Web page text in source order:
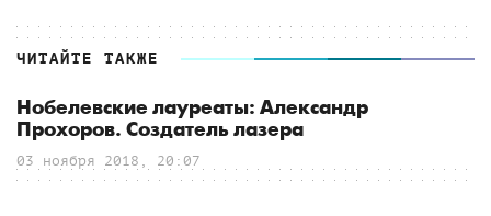
ЧИТАЙТЕ ТАКЖЕ
Нобелевские лауреаты: Александр
Прохоров. Создатель лазера
03 ноября 2018, 20:07